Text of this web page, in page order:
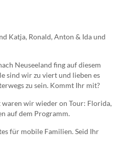
Katja, Ronald, Anton & Ida und
Neuseeland fing auf diesem
sind wir zu viert und lieben es
zu sein. Kommt Ihr mit?
wir wieder on Tour: Florida,
auf dem Programm.
für mobile Familien. Seid Ihr